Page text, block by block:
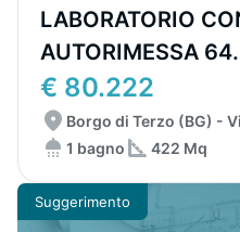
LABORATORIO
AUTORIMESSA
€ 80.222
Borgo di Terzo (BG) -
1 bagno
422 Mq
Suggerimento